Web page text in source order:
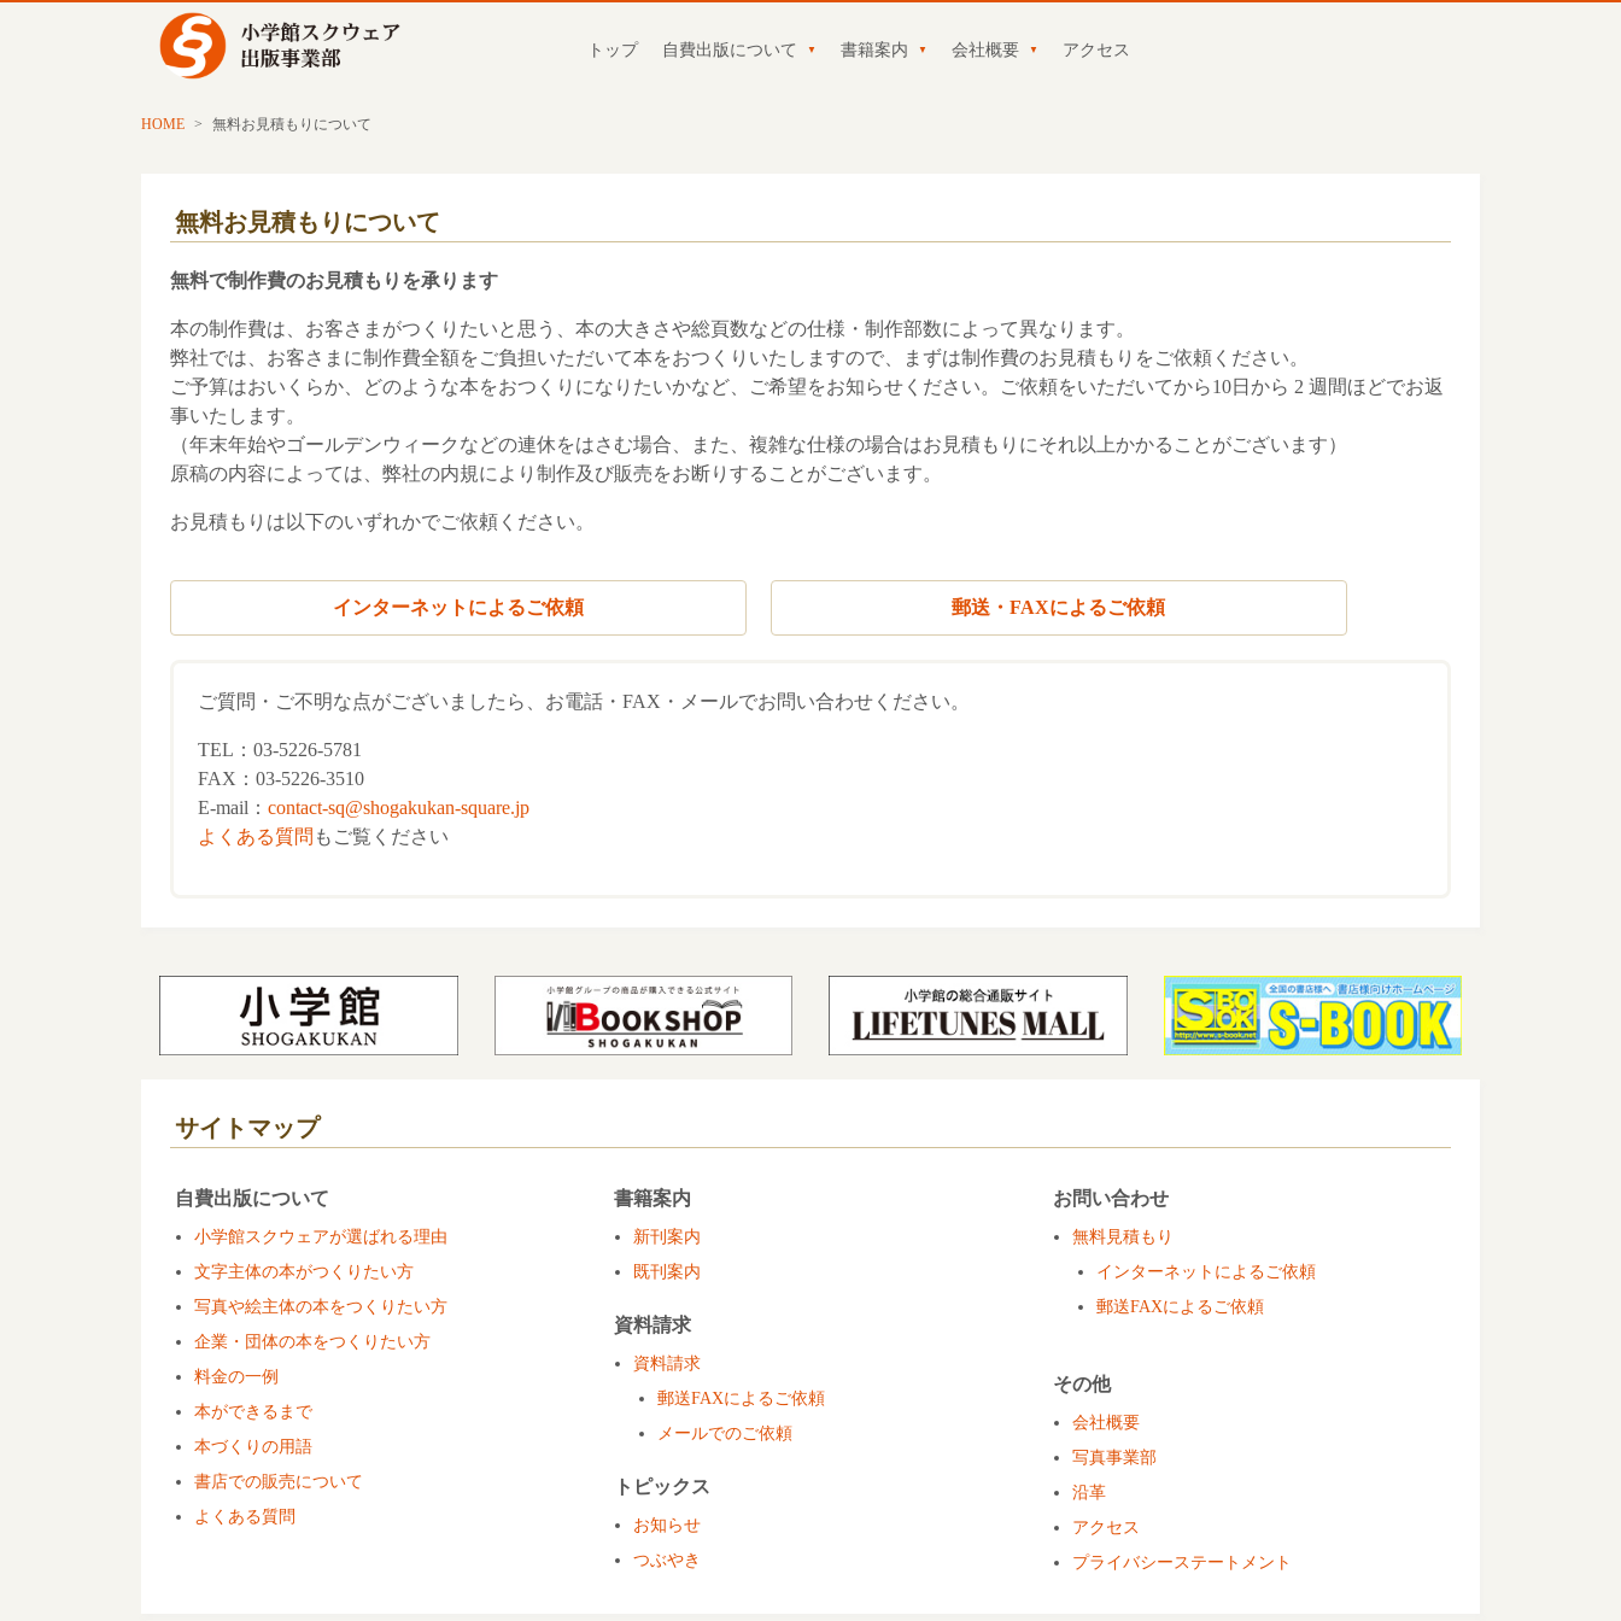
トップ 自費出版について 書籍案内 会社概要 アクセス
HOME > 無料お見積もりについて
無料お見積もりについて
無料で制作費のお見積もりを承ります
本の制作費は、お客さまがつくりたいと思う、本の大きさや総頁数などの仕様・制作部数によって異なります。
弊社では、お客さまに制作費全額をご負担いただいて本をおつくりいたしますので、まずは制作費のお見積もりをご依頼ください。
ご予算はおいくらか、どのような本をおつくりになりたいかなど、ご希望をお知らせください。ご依頼をいただいてから10日から 2 週間ほどでお返
事いたします。
（年末年始やゴールデンウィークなどの連休をはさむ場合、また、複雑な仕様の場合はお見積もりにそれ以上かかることがございます）
原稿の内容によっては、弊社の内規により制作及び販売をお断りすることがございます。
お見積もりは以下のいずれかでご依頼ください。
インターネットによるご依頼 郵送・FAXによるご依頼
ご質問・ご不明な点がございましたら、お電話・FAX・メールでお問い合わせください。
TEL：03-5226-5781
FAX：03-5226-3510
E-mail： contact-sq@shogakukan-square.jp
よくある質問 もご覧ください
サイトマップ
自費出版について
小学館スクウェアが選ばれる理由
文字主体の本がつくりたい方
写真や絵主体の本をつくりたい方
企業・団体の本をつくりたい方
料金の一例
本ができるまで
本づくりの用語
書店での販売について
よくある質問
書籍案内
新刊案内
既刊案内
資料請求
資料請求
郵送FAXによるご依頼
メールでのご依頼
トピックス
お知らせ
つぶやき
お問い合わせ
無料見積もり
インターネットによるご依頼
郵送FAXによるご依頼
その他
会社概要
写真事業部
沿革
アクセス
プライバシーステートメント